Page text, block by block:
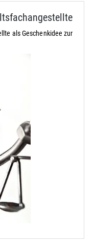
als Geschenkidee zur